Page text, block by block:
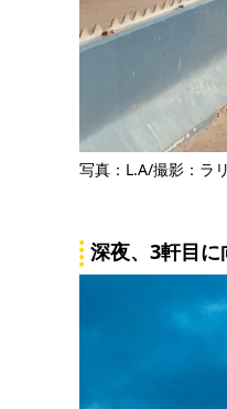
写真：L.A/撮影：ラ
深夜、3軒目